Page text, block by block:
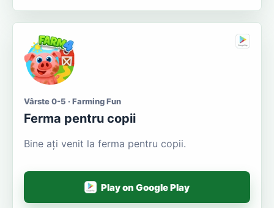
Vârste 0-5 · Farming Fun
Ferma pentru copii
Bine ați venit la ferma pentru copii.
Play on Google Play